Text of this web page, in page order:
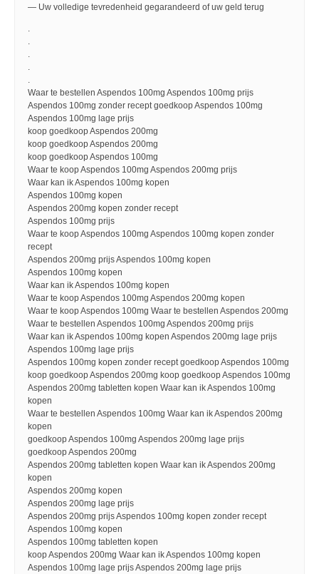
— Uw volledige tevredenheid gegarandeerd of uw geld terug
.
.
.
.
.
Waar te bestellen Aspendos 100mg Aspendos 100mg prijs
Aspendos 100mg zonder recept goedkoop Aspendos 100mg
Aspendos 100mg lage prijs
koop goedkoop Aspendos 200mg
koop goedkoop Aspendos 200mg
koop goedkoop Aspendos 100mg
Waar te koop Aspendos 100mg Aspendos 200mg prijs
Waar kan ik Aspendos 100mg kopen
Aspendos 100mg kopen
Aspendos 200mg kopen zonder recept
Aspendos 100mg prijs
Waar te koop Aspendos 100mg Aspendos 100mg kopen zonder
recept
Aspendos 200mg prijs Aspendos 100mg kopen
Aspendos 100mg kopen
Waar kan ik Aspendos 100mg kopen
Waar te koop Aspendos 100mg Aspendos 200mg kopen
Waar te koop Aspendos 100mg Waar te bestellen Aspendos 200mg
Waar te bestellen Aspendos 100mg Aspendos 200mg prijs
Waar kan ik Aspendos 100mg kopen Aspendos 200mg lage prijs
Aspendos 100mg lage prijs
Aspendos 100mg kopen zonder recept goedkoop Aspendos 100mg
koop goedkoop Aspendos 200mg koop goedkoop Aspendos 100mg
Aspendos 200mg tabletten kopen Waar kan ik Aspendos 100mg
kopen
Waar te bestellen Aspendos 100mg Waar kan ik Aspendos 200mg
kopen
goedkoop Aspendos 100mg Aspendos 200mg lage prijs
goedkoop Aspendos 200mg
Aspendos 200mg tabletten kopen Waar kan ik Aspendos 200mg
kopen
Aspendos 200mg kopen
Aspendos 200mg lage prijs
Aspendos 200mg prijs Aspendos 100mg kopen zonder recept
Aspendos 100mg kopen
Aspendos 100mg tabletten kopen
koop Aspendos 200mg Waar kan ik Aspendos 100mg kopen
Aspendos 100mg lage prijs Aspendos 200mg lage prijs